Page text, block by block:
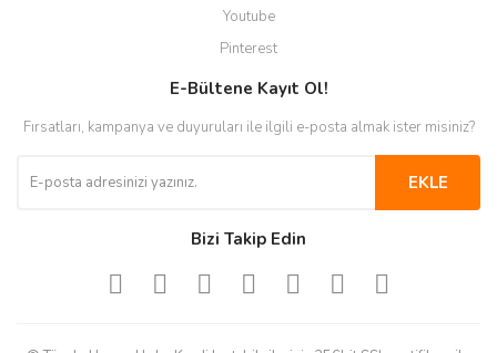
Youtube
Pinterest
E-Bültene Kayıt Ol!
Fırsatları, kampanya ve duyuruları ile ilgili e-posta almak ister misiniz?
EKLE
Bizi Takip Edin